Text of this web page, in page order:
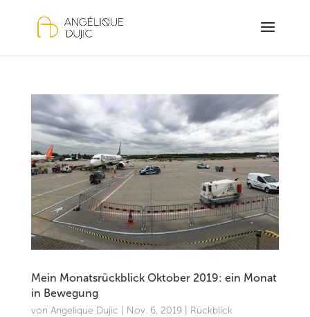
Mein Monatsrückblick Oktober 2019: ein Monat
in Bewegung
von Angelique Dujic Nov. 6, 2019| Rückblick